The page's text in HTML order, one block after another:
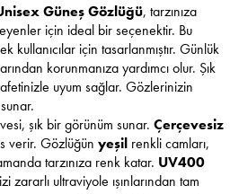
Güneş Gözlüğü, tarzınıza
için ideal bir seçenektir. Bu
kullanıcılar için tasarlanmıştır. Günlük
korunmanıza yardımcı olur. Şık
uyum sağlar. Gözlerinizin
şık bir görünüm sunar.Çerçevesiz
verir. Gözlüğünyeşil renkli camları,
tarzınıza renk katar. UV400
zararlı ultraviyole ışınlarından tam